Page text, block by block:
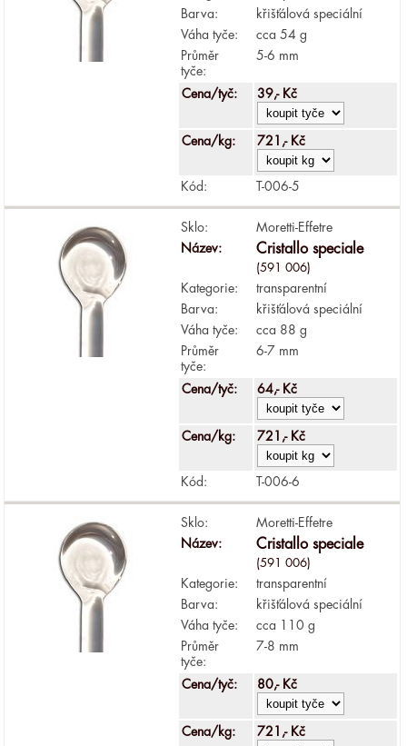
Barva:
křišťálová speciální
Váha tyče:
cca 54 g
Průměr
tyče:
5-6 mm
Cena/tyč: 39,- Kč
Cena/kg: 721,- Kč
Kód: T-006-5
Sklo:
Moretti-Effetre
Název:
Cristallo speciale
(591 006)
Kategorie:
transparentní
Barva:
křišťálová speciální
Váha tyče:
cca 88 g
Průměr
tyče:
6-7 mm
Cena/tyč: 64,- Kč
Cena/kg: 721,- Kč
Kód: T-006-6
Sklo:
Moretti-Effetre
Název:
Cristallo speciale
(591 006)
Kategorie:
transparentní
Barva:
křišťálová speciální
Váha tyče:
cca 110 g
Průměr
tyče:
7-8 mm
Cena/tyč: 80,- Kč
Cena/kg: 721,- Kč